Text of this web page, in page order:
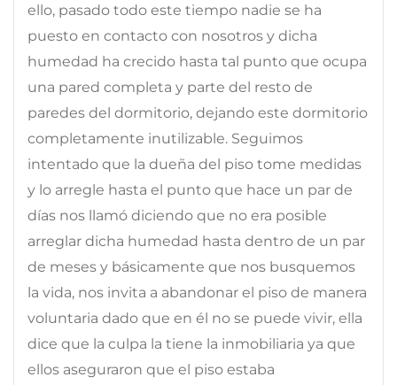
ello, pasado todo este tiempo nadie se ha
puesto en contacto con nosotros y dicha
humedad ha crecido hasta tal punto que ocupa
una pared completa y parte del resto de
paredes del dormitorio, dejando este dormitorio
completamente inutilizable. Seguimos
intentado que la dueña del piso tome medidas
y lo arregle hasta el punto que hace un par de
días nos llamó diciendo que no era posible
arreglar dicha humedad hasta dentro de un par
de meses y básicamente que nos busquemos
la vida, nos invita a abandonar el piso de manera
voluntaria dado que en él no se puede vivir, ella
dice que la culpa la tiene la inmobiliaria ya que
ellos aseguraron que el piso estaba